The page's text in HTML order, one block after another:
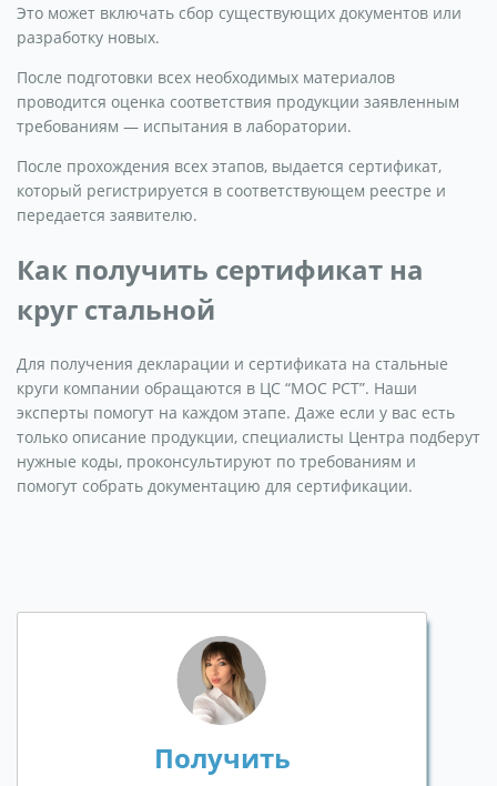
Это может включать сбор существующих документов или
разработку новых.
После подготовки всех необходимых материалов
проводится оценка соответствия продукции заявленным
требованиям — испытания в лаборатории.
После прохождения всех этапов, выдается сертификат,
который регистрируется в соответствующем реестре и
передается заявителю.
Как получить сертификат на
круг стальной
Для получения декларации и сертификата на стальные
круги компании обращаются в ЦС “МОС РСТ”. Наши
эксперты помогут на каждом этапе. Даже если у вас есть
только описание продукции, специалисты Центра подберут
нужные коды, проконсультируют по требованиям и
помогут собрать документацию для сертификации.
Получить